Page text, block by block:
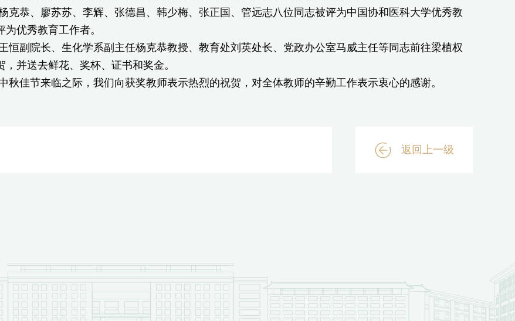
克恭、廖苏苏、李辉、张德昌、韩少梅、张正国、管远志八位同志被评为中国协和医科大学优秀教
优秀教育工作者。
恒副院长、生化学系副主任杨克恭教授、教育处刘英处长、党政办公室马威主任等同志前往梁植权
，并送去鲜花、奖杯、证书和奖金。
秋佳节来临之际，我们向获奖教师表示热烈的祝贺，对全体教师的辛勤工作表示衷心的感谢。
返回上一级